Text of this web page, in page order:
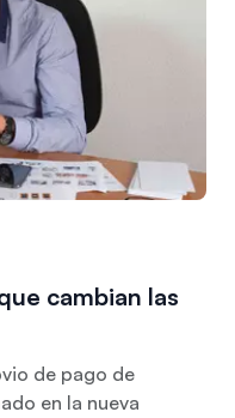
cambian las
de pago de
en la nueva